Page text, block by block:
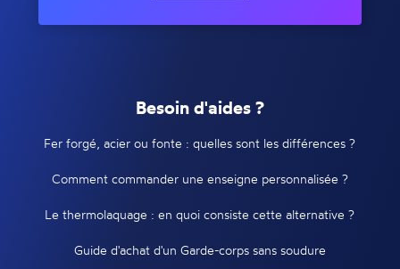
Besoin d'aides ?
Fer forgé, acier ou fonte : quelles sont les différences ?
Comment commander une enseigne personnalisée ?
Le thermolaquage : en quoi consiste cette alternative ?
Guide d'achat d'un Garde-corps sans soudure